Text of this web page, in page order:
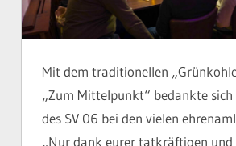
Mit dem traditionellen
„Zum Mittelpunkt“ bedankte sich
des SV 06 bei den vielen
„Nur dank eurer tatkräftigen und